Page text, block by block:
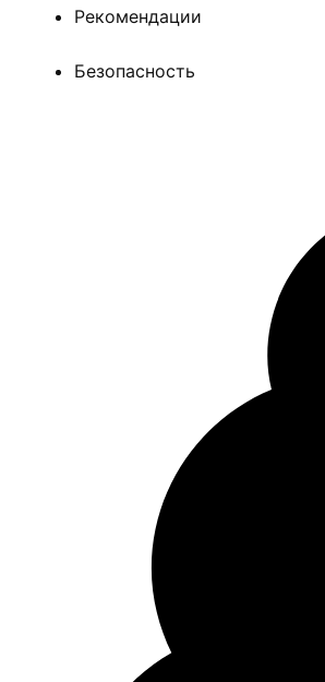
Рекомендации
Безопасность